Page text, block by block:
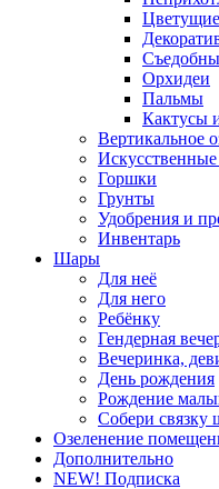
Цветущие
Орхидеи
Пальмы
Кактусы
Вертикальное
Искусственные
Горшки
Грунты
Удобрения и
Инвентарь
Шары
Для неё
Для него
Ребёнку
Гендерная
Вечеринка,
День рождения
Рождение
Собери связку
Озеленение
Дополнительно
NEW! Подписка